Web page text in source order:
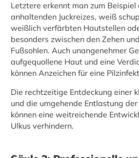
Letztere erkennt man zum Beispiel
anhaltenden Juckreizes, weiß
weißlich verfärbten Hautstellen
besonders zwischen den Zehen
Fußsohlen. Auch unangenehmer
aufgequollene Haut und eine
können Anzeichen für eine
Die rechtzeitige Entdeckung einer
und die umgehende Entlastung
können eine weitreichende
Ulkus verhindern.